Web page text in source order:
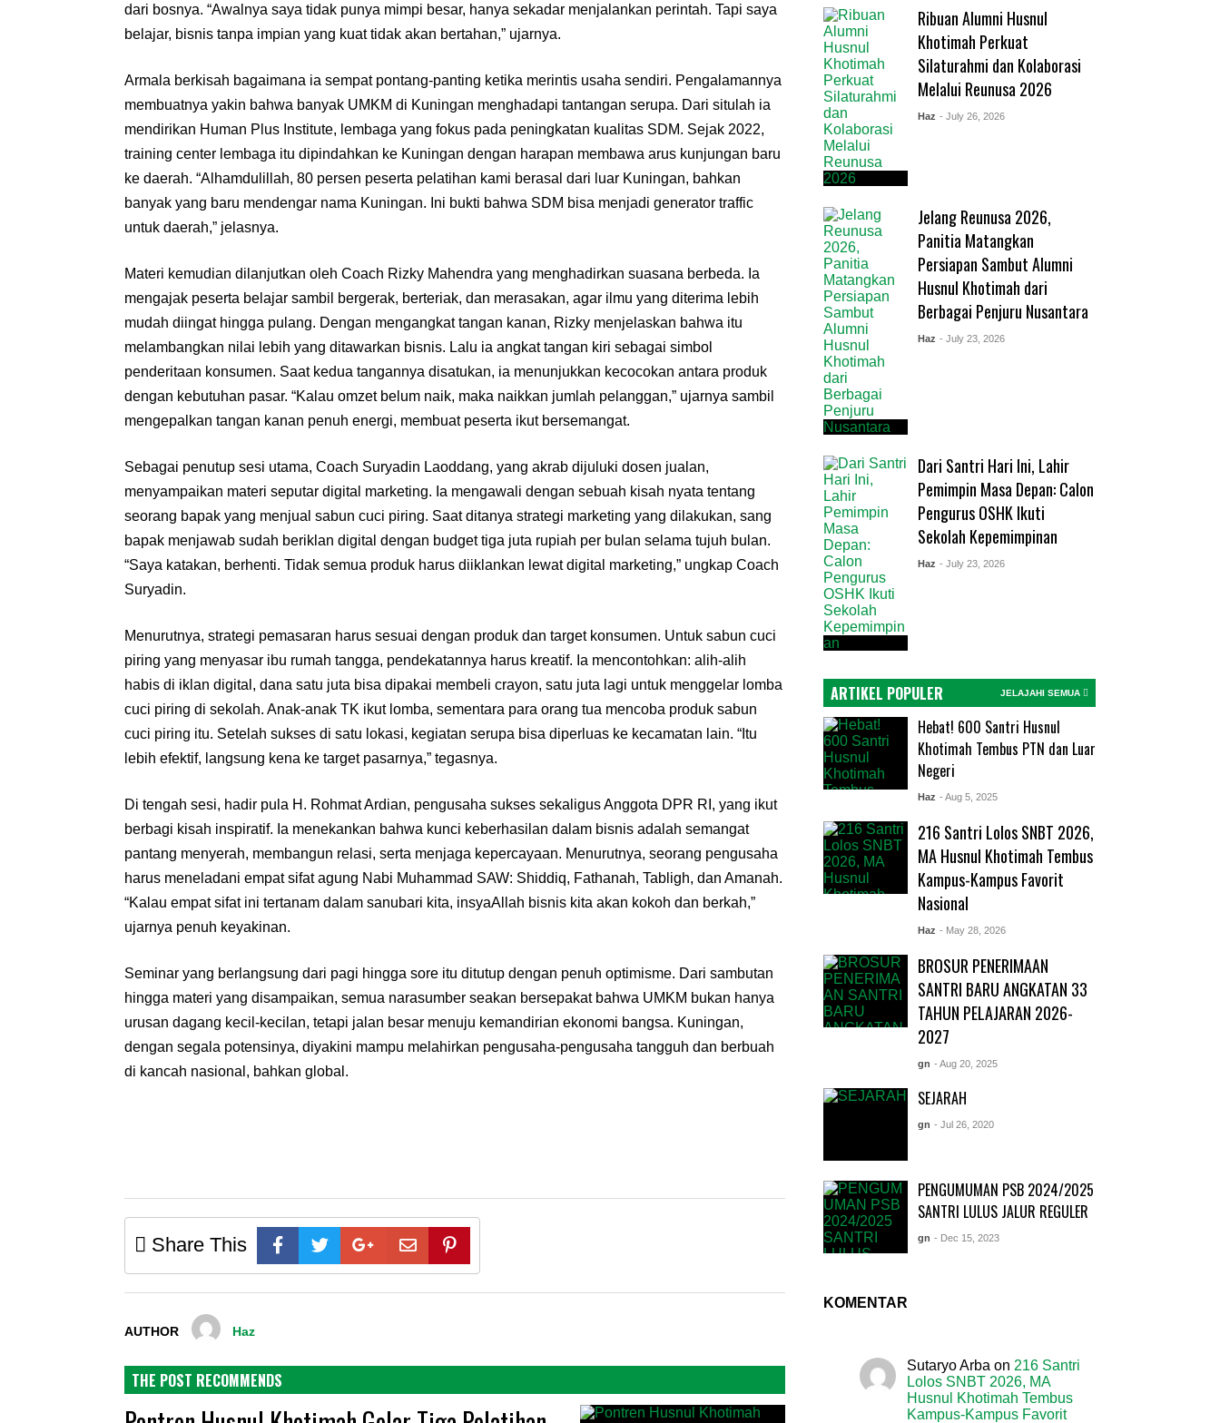
dari bosnya. “Awalnya saya tidak punya mimpi besar, hanya sekadar menjalankan perintah. Tapi saya
belajar, bisnis tanpa impian yang kuat tidak akan bertahan,” ujarnya.
Armala berkisah bagaimana ia sempat pontang-panting ketika merintis usaha sendiri. Pengalamannya
membuatnya yakin bahwa banyak UMKM di Kuningan menghadapi tantangan serupa. Dari situlah ia
mendirikan Human Plus Institute, lembaga yang fokus pada peningkatan kualitas SDM. Sejak 2022,
training center lembaga itu dipindahkan ke Kuningan dengan harapan membawa arus kunjungan baru
ke daerah. “Alhamdulillah, 80 persen peserta pelatihan kami berasal dari luar Kuningan, bahkan
banyak yang baru mendengar nama Kuningan. Ini bukti bahwa SDM bisa menjadi generator traffic
untuk daerah,” jelasnya.
Materi kemudian dilanjutkan oleh Coach Rizky Mahendra yang menghadirkan suasana berbeda. Ia
mengajak peserta belajar sambil bergerak, berteriak, dan merasakan, agar ilmu yang diterima lebih
mudah diingat hingga pulang. Dengan mengangkat tangan kanan, Rizky menjelaskan bahwa itu
melambangkan nilai lebih yang ditawarkan bisnis. Lalu ia angkat tangan kiri sebagai simbol
penderitaan konsumen. Saat kedua tangannya disatukan, ia menunjukkan kecocokan antara produk
dengan kebutuhan pasar. “Kalau omzet belum naik, maka naikkan jumlah pelanggan,” ujarnya sambil
mengepalkan tangan kanan penuh energi, membuat peserta ikut bersemangat.
Sebagai penutup sesi utama, Coach Suryadin Laoddang, yang akrab dijuluki dosen jualan,
menyampaikan materi seputar digital marketing. Ia mengawali dengan sebuah kisah nyata tentang
seorang bapak yang menjual sabun cuci piring. Saat ditanya strategi marketing yang dilakukan, sang
bapak menjawab sudah beriklan digital dengan budget tiga juta rupiah per bulan selama tujuh bulan.
“Saya katakan, berhenti. Tidak semua produk harus diiklankan lewat digital marketing,” ungkap Coach
Suryadin.
Menurutnya, strategi pemasaran harus sesuai dengan produk dan target konsumen. Untuk sabun cuci
piring yang menyasar ibu rumah tangga, pendekatannya harus kreatif. Ia mencontohkan: alih-alih
habis di iklan digital, dana satu juta bisa dipakai membeli crayon, satu juta lagi untuk menggelar lomba
cuci piring di sekolah. Anak-anak TK ikut lomba, sementara para orang tua mencoba produk sabun
cuci piring itu. Setelah sukses di satu lokasi, kegiatan serupa bisa diperluas ke kecamatan lain. “Itu
lebih efektif, langsung kena ke target pasarnya,” tegasnya.
Di tengah sesi, hadir pula H. Rohmat Ardian, pengusaha sukses sekaligus Anggota DPR RI, yang ikut
berbagi kisah inspiratif. Ia menekankan bahwa kunci keberhasilan dalam bisnis adalah semangat
pantang menyerah, membangun relasi, serta menjaga kepercayaan. Menurutnya, seorang pengusaha
harus meneladani empat sifat agung Nabi Muhammad SAW: Shiddiq, Fathanah, Tabligh, dan Amanah.
“Kalau empat sifat ini tertanam dalam sanubari kita, insyaAllah bisnis kita akan kokoh dan berkah,”
ujarnya penuh keyakinan.
Seminar yang berlangsung dari pagi hingga sore itu ditutup dengan penuh optimisme. Dari sambutan
hingga materi yang disampaikan, semua narasumber seakan bersepakat bahwa UMKM bukan hanya
urusan dagang kecil-kecilan, tetapi jalan besar menuju kemandirian ekonomi bangsa. Kuningan,
dengan segala potensinya, diyakini mampu melahirkan pengusaha-pengusaha tangguh dan berbuah
di kancah nasional, bahkan global.
Share This
AUTHOR Haz
THE POST RECOMMENDS
Ribuan Alumni Husnul
Khotimah Perkuat
Silaturahmi dan Kolaborasi
Melalui Reunusa 2026
Haz - July 26, 2026
Jelang Reunusa 2026,
Panitia Matangkan
Persiapan Sambut Alumni
Husnul Khotimah dari
Berbagai Penjuru Nusantara
Haz - July 23, 2026
Dari Santri Hari Ini, Lahir
Pemimpin Masa Depan: Calon
Pengurus OSHK Ikuti
Sekolah Kepemimpinan
Haz - July 23, 2026
ARTIKEL POPULER JELAJAHI SEMUA
Hebat! 600 Santri Husnul
Khotimah Tembus PTN dan Luar
Negeri
Haz - Aug 5, 2025
216 Santri Lolos SNBT 2026,
MA Husnul Khotimah Tembus
Kampus-Kampus Favorit
Nasional
Haz - May 28, 2026
BROSUR PENERIMAAN
SANTRI BARU ANGKATAN 33
TAHUN PELAJARAN 2026-
2027
gn - Aug 20, 2025
SEJARAH
gn - Jul 26, 2020
PENGUMUMAN PSB 2024/2025
SANTRI LULUS JALUR REGULER
gn - Dec 15, 2023
KOMENTAR
Sutaryo Arba on 216 Santri
Lolos SNBT 2026, MA
Husnul Khotimah Tembus
Kampus-Kampus Favorit